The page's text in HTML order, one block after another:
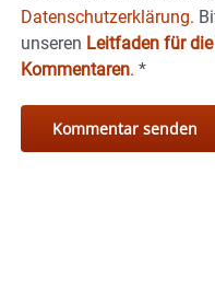
Datenschutzerklärung.
unseren Leitfaden für
Kommentaren. *